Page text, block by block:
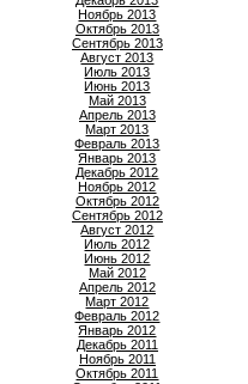
Ноябрь 2013
Октябрь 2013
Сентябрь 2013
Август 2013
Июль 2013
Июнь 2013
Май 2013
Апрель 2013
Март 2013
Февраль 2013
Январь 2013
Декабрь 2012
Ноябрь 2012
Октябрь 2012
Сентябрь 2012
Август 2012
Июль 2012
Июнь 2012
Май 2012
Апрель 2012
Март 2012
Февраль 2012
Январь 2012
Декабрь 2011
Ноябрь 2011
Октябрь 2011